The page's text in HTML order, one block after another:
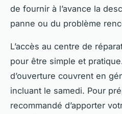
de fournir à l’avance la
panne ou du problème
L’accès au centre de
pour être simple et
d’ouverture couvrent en
incluant le samedi. Pour
recommandé d’apporter